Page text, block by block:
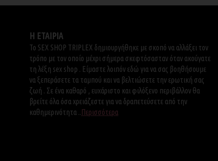
Η ΕΤΑΙΡΙΑ
Το SEX SHOP TRIPLEX δημιουργήθηκε με σκοπό να αλλάξει τον
τρόπο με τον οποίο μέχρι σήμερα σκεφτόσασταν όταν ακούγατε
τη λέξη sex shop . Είμαστε λοιπόν εδώ για να σας βοηθήσουμε
να ξεπεράσετε τα ταμπού και να βελτιώσετε την ερωτική σας
ζωή . Σε ένα καθαρό , ευχάριστο και φιλόξενο περιβάλλον θα
βρείτε όλα όσα χρειάζεστε για να δραπετεύσετε από την
καθημερινότητα .. Περισσότερα